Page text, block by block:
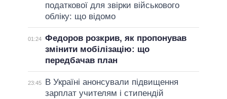
податкової для звірки військового
обліку: що відомо
01:24 Федоров розкрив, як пропонував
змінити мобілізацію: що
передбачав план
23:45
В Україні анонсували підвищення
зарплат учителям і стипендій